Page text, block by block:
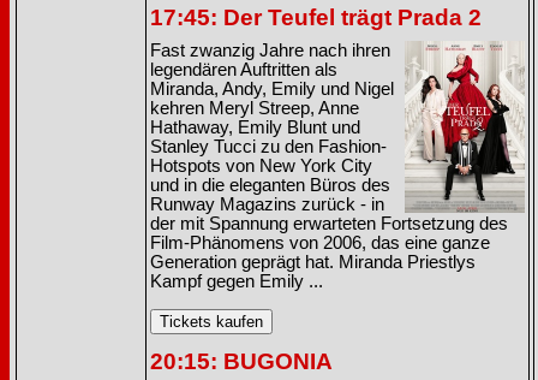
17:45: Der Teufel trägt Prada 2
Fast zwanzig Jahre nach ihren
legendären Auftritten als
Miranda, Andy, Emily und Nigel
kehren Meryl Streep, Anne
Hathaway, Emily Blunt und
Stanley Tucci zu den Fashion-
Hotspots von New York City
und in die eleganten Büros des
Runway Magazins zurück - in
der mit Spannung erwarteten Fortsetzung des
Film-Phänomens von 2006, das eine ganze
Generation geprägt hat. Miranda Priestlys
Kampf gegen Emily ...
20:15: BUGONIA